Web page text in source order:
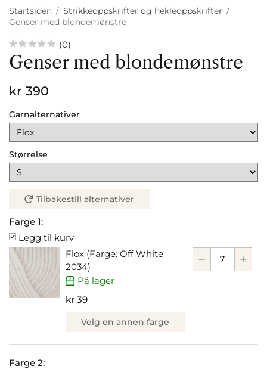
Startsiden / Strikkeoppskrifter og hekleoppskrifter /
Genser med blondemønstre
(0)
Genser med blondemønstre
kr 390
Garnalternativer
Størrelse
Tilbakestill alternativer
Farge 1:
Legg til kurv
Flox (Farge: Off White
2034)
På lager
kr 39
Velg en annen farge
Farge 2: